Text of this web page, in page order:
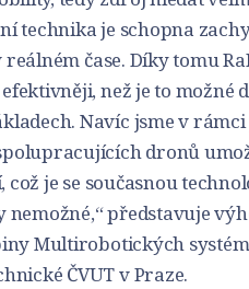
technika je schopna
čase. Díky tomu
než je to možné
Navíc jsme v
dronů
je se současnou
představuje
Multirobotických
ČVUT v Praze.